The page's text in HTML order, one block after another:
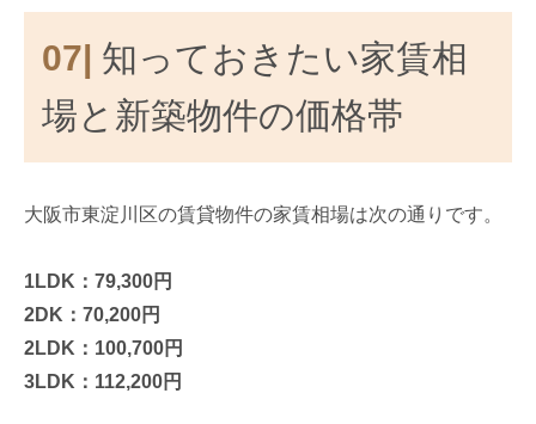
07| 知っておきたい家賃相
場と新築物件の価格帯
大阪市東淀川区の賃貸物件の家賃相場は次の通りです。
1LDK：79,300円
2DK：70,200円
2LDK：100,700円
3LDK：112,200円